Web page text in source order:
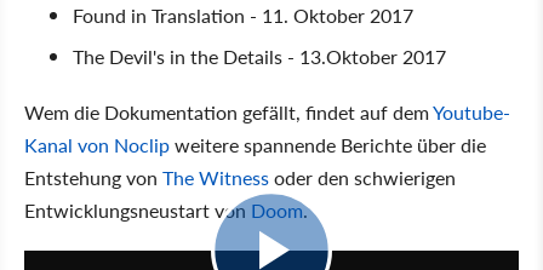
Found in Translation - 11. Oktober 2017
The Devil's in the Details - 13.Oktober 2017
Wem die Dokumentation gefällt, findet auf demYoutube-
Kanal von Noclipweitere spannende Berichte über die
Entstehung von The Witnessoder den schwierigen
Entwicklungsneustart von Doom.